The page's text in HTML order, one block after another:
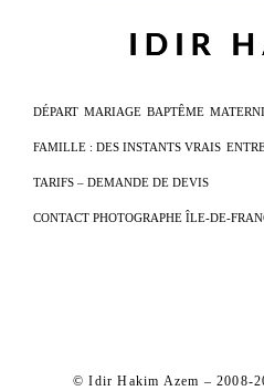
DÉPART MARIAGE BAPTÊME
FAMILLE : DES INSTANTS VRAIS
TARIFS – DEMANDE DE DEVIS
CONTACT PHOTOGRAPHE ÎLE-DE-
© Idir Hakim Azem – 2008-